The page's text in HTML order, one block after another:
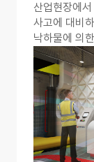
산업현장에
사고에 대비
낙하물에 의